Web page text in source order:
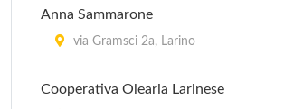
Anna Sammarone
via Gramsci 2a, Larino
Cooperativa Olearia Larinese